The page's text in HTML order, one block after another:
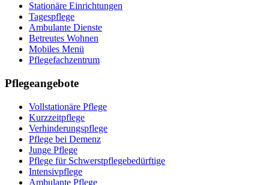
Stationäre Einrichtungen
Tagespflege
Ambulante Dienste
Betreutes Wohnen
Mobiles Menü
Pflegefachzentrum
Pflegeangebote
Vollstationäre Pflege
Kurzzeitpflege
Verhinderungspflege
Pflege bei Demenz
Junge Pflege
Pflege für Schwerstpflegebedürftige
Intensivpflege
Ambulante Pflege